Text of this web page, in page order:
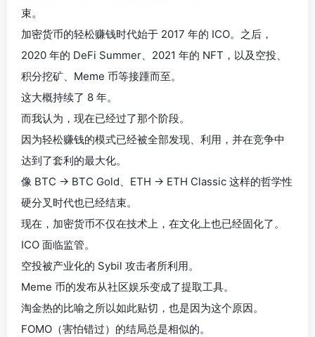
束。
加密货币的轻松赚钱时代始于 2017 年的 ICO。之后，
2020 年的 DeFi Summer、2021 年的 NFT，以及空投、
积分挖矿、Meme 币等接踵而至。
这大概持续了 8 年。
而我认为，现在已经过了那个阶段。
因为轻松赚钱的模式已经被全部发现、利用，并在竞争中
达到了套利的最大化。
像 BTC → BTC Gold、ETH → ETH Classic 这样的哲学性
硬分叉时代也已经结束。
现在，加密货币不仅在技术上，在文化上也已经固化了。
ICO 面临监管。
空投被产业化的 Sybil 攻击者所利用。
Meme 币的发布从社区娱乐变成了提取工具。
淘金热的比喻之所以如此贴切，也是因为这个原因。
FOMO（害怕错过）的结局总是相似的。